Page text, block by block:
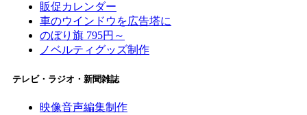
販促カレンダー
車のウインドウを広告塔に
のぼり旗 795円～
ノベルティグッズ制作
テレビ・ラジオ・新聞雑誌
映像音声編集制作